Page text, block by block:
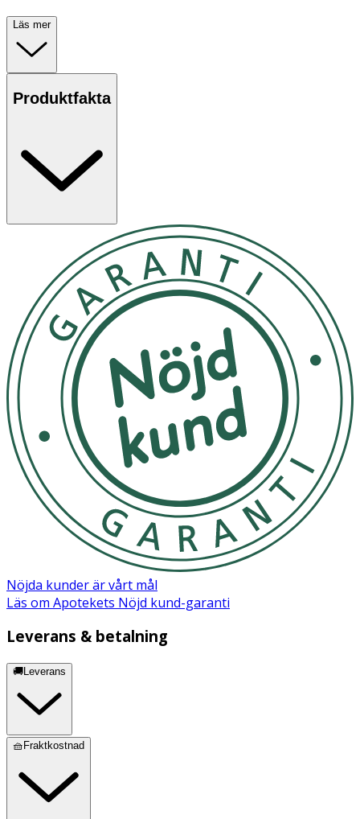
Läs mer
Produktfakta
Nöjda kunder är vårt mål
Läs om Apotekets Nöjd kund-garanti
Leverans & betalning
🚚Leverans
🧺Fraktkostnad